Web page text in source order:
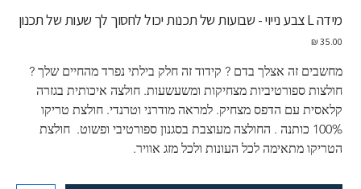
מידה L צבע נייוי - שבועות של תכנות יכול לחסוך לך שעות של תכנון
מחיר
מחשבים זה אצלך בדם ? קידוד זה חלק בילתי נפרד מהחיים שלך ?
חולצות ספורטיביות מצחיקות ומשעשעות. חולצה איכותית בגזרה
קלאסית עם הדפס מצחיק. למראה מודרני וטרנדי. חולצת טריקו
100% כותנה . החולצה מעוצבת בסגנון ספורטיבי ופשוט.  חולצת
הטריקו מתאימה לכל העונות ולכל מזג אוויר.